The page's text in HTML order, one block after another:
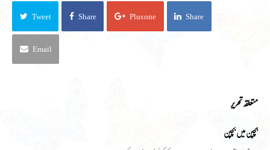
Tweet Share Plus one Share
Email
متعلقہ تحریر
پچپن میں بچپن